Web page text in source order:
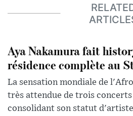
Aya Nakamura fait
résidence complète au
La sensation mondiale de
très attendue de trois
consolidant son statut